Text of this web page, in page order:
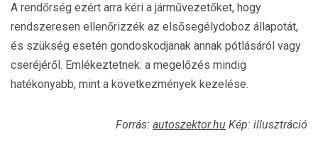
A rendőrség ezért arra kéri a járművezetőket, hogy
rendszeresen ellenőrizzék az elsősegélydoboz állapotát,
és szükség esetén gondoskodjanak annak pótlásáról vagy
cseréjéről. Emlékeztetnek: a megelőzés mindig
hatékonyabb, mint a következmények kezelése.
Forrás: autoszektor.hu Kép: illusztráció